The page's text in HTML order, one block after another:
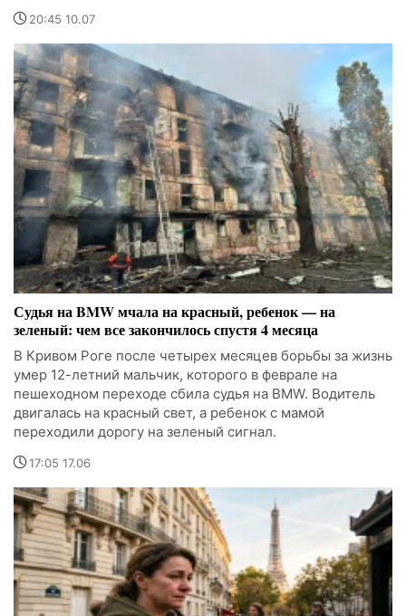
20:45 10.07
Судья на BMW мчала на красный, ребенок — на
зеленый: чем все закончилось спустя 4 месяца
В Кривом Роге после четырех месяцев борьбы за жизнь
умер 12-летний мальчик, которого в феврале на
пешеходном переходе сбила судья на BMW. Водитель
двигалась на красный свет, а ребенок с мамой
переходили дорогу на зеленый сигнал.
17:05 17.06